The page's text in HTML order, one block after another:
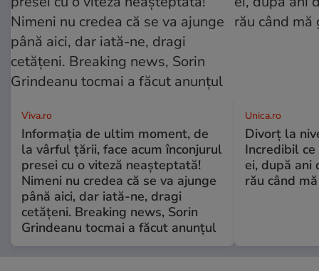
Viva.ro
Informația de ultim moment, de
la vârful țării, face acum înconjurul
presei cu o viteză neașteptată!
Nimeni nu credea că se va ajunge
până aici, dar iată-ne, dragi
cetățeni. Breaking news, Sorin
Grindeanu tocmai a făcut anunțul
Unica.ro
Divorț la
Incredibil
ei, după ani
rău când